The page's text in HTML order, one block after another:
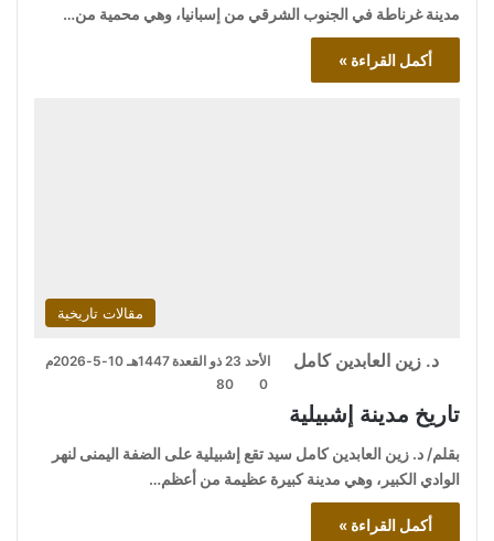
مدينة غرناطة في الجنوب الشرقي من إسبانيا، وهي محمية من…
أكمل القراءة »
مقالات تاريخية
د. زين العابدين كامل
الأحد 23 ذو القعدة 1447هـ 10-5-2026م
0
80
تاريخ مدينة إشبيلية
بقلم/ د. زين العابدين كامل سيد تقع إشبيلية على الضفة اليمنى لنهر
الوادي الكبير، وهي مدينة كبيرة عظيمة من أعظم…
أكمل القراءة »